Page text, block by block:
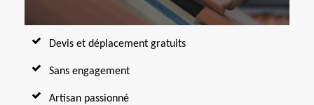
Devis et déplacement gratuits
Sans engagement
Artisan passionné